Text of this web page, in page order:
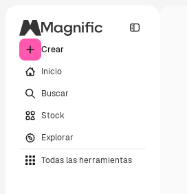
Crear
Inicio
Buscar
Stock
Explorar
Todas las herramientas